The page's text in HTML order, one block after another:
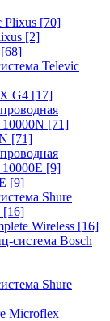
Plixus [70]
[2]
[68]
Televic
G4 [17]
[71]
[71]
[9]
[9]
Shure
[16]
Wireless [16]
система Bosch
Shure
Microflex